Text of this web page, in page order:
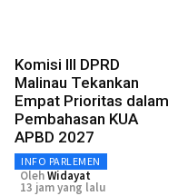
Komisi III DPRD
Malinau Tekankan
Empat Prioritas dalam
Pembahasan KUA
APBD 2027
INFO PARLEMEN
OlehWidayat
13 jam yang lalu